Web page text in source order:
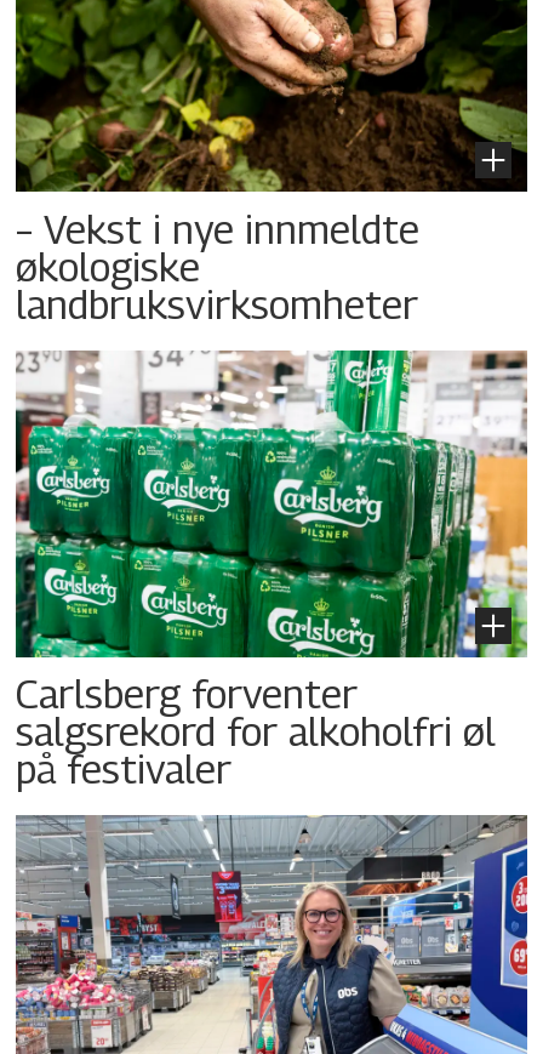
– Vekst i nye innmeldte
økologiske
landbruksvirksomheter
Carlsberg forventer
salgsrekord for alkoholfri øl
på festivaler